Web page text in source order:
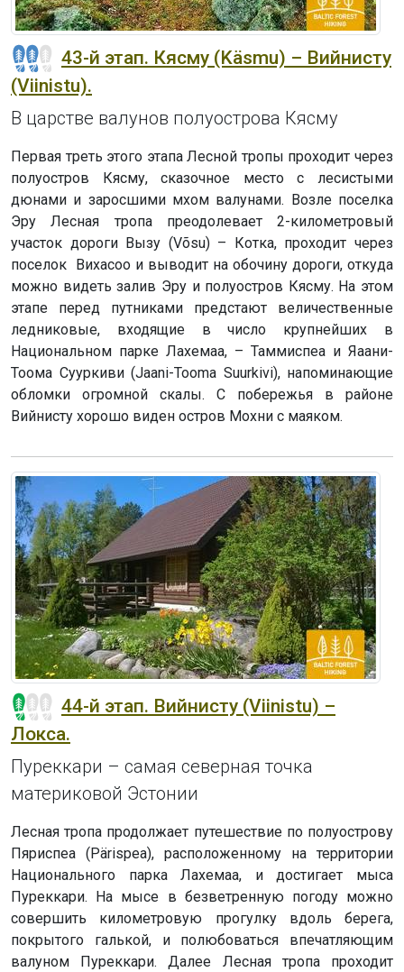
43-й этап. Кясму (Käsmu) – Вийнисту
(Viinistu).
В царстве валунов полуострова Кясму
Первая треть этого этапа Лесной тропы проходит через
полуостров Кясму, сказочное место с лесистыми
дюнами и заросшими мхом валунами. Возле поселка
Эру Лесная тропа преодолевает 2-километровый
участок дороги Вызу (Võsu) – Котка, проходит через
поселок Вихасоо и выводит на обочину дороги, откуда
можно видеть залив Эру и полуостров Кясму. На этом
этапе перед путниками предстают величественные
ледниковые, входящие в число крупнейших в
Национальном парке Лахемаа, – Таммиспеа и Яаани-
Тоома Сууркиви (Jaani-Tooma Suurkivi), напоминающие
обломки огромной скалы. С побережья в районе
Вийнисту хорошо виден остров Мохни с маяком.
44-й этап. Вийнисту (Viinistu) –
Локса.
Пуреккари – самая северная точка
материковой Эстонии
Лесная тропа продолжает путешествие по полуострову
Пяриспеа (Pärispea), расположенному на территории
Национального парка Лахемаа, и достигает мыса
Пуреккари. На мысе в безветренную погоду можно
совершить километровую прогулку вдоль берега,
покрытого галькой, и полюбоваться впечатляющим
валуном Пуреккари. Далее Лесная тропа проходит